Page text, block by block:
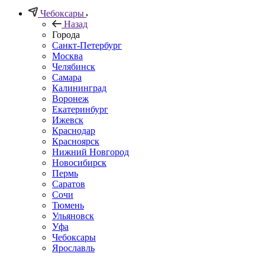
Чебоксары
Назад
Города
Санкт-Петербург
Москва
Челябинск
Самара
Калининград
Воронеж
Екатеринбург
Ижевск
Краснодар
Красноярск
Нижний Новгород
Новосибирск
Пермь
Саратов
Сочи
Тюмень
Ульяновск
Уфа
Чебоксары
Ярославль